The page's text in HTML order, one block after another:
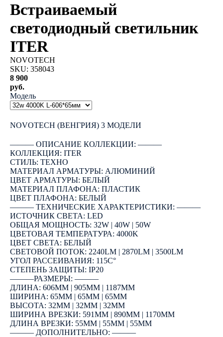
Встраиваемый
светодиодный светильник
ITER
NOVOTECH
SKU: 358043
8 900
руб.
Модель
NOVOTECH (ВЕНГРИЯ) 3 МОДЕЛИ
――― ОПИСАНИЕ КОЛЛЕКЦИИ: ―――
КОЛЛЕКЦИЯ: ITER
СТИЛЬ: ТЕХНО
МАТЕРИАЛ АРМАТУРЫ: АЛЮМИНИЙ
ЦВЕТ АРМАТУРЫ: БЕЛЫЙ
МАТЕРИАЛ ПЛАФОНА: ПЛАСТИК
ЦВЕТ ПЛАФОНА: БЕЛЫЙ
――― ТЕХНИЧЕСКИЕ ХАРАКТЕРИСТИКИ: ―――
ИСТОЧНИК СВЕТА: LED
ОБЩАЯ МОЩНОСТЬ: 32W | 40W | 50W
ЦВЕТОВАЯ ТЕМПЕРАТУРА: 4000K
ЦВЕТ СВЕТА: БЕЛЫЙ
СВЕТОВОЙ ПОТОК: 2240LM | 2870LM | 3500LM
УГОЛ РАССЕИВАНИЯ: 115C°
СТЕПЕНЬ ЗАЩИТЫ: IP20
―――РАЗМЕРЫ: ―――
ДЛИНА: 606ММ | 905ММ | 1187ММ
ШИРИНА: 65ММ | 65ММ | 65ММ
ВЫСОТА: 32ММ | 32ММ | 32ММ
ШИРИНА ВРЕЗКИ: 591ММ | 890ММ | 1170ММ
ДЛИНА ВРЕЗКИ: 55ММ | 55ММ | 55ММ
――― ДОПОЛНИТЕЛЬНО: ―――